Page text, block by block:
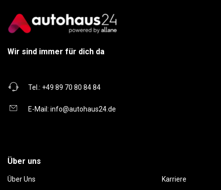
Wir sind immer für dich da
Tel.: +49 89 70 80 84 84
E-Mail: info@autohaus24.de
Über uns
Über Uns Karriere